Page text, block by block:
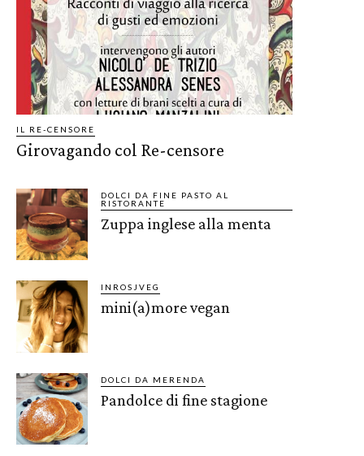
IL RE-CENSORE
Girovagando col Re-censore
DOLCI DA FINE PASTO AL
RISTORANTE
Zuppa inglese alla menta
INROSJVEG
mini(a)more vegan
DOLCI DA MERENDA
Pandolce di fine stagione